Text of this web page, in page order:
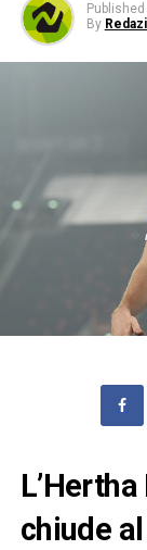
Published
By
chiude